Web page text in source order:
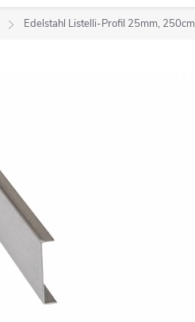
Edelstahl Listelli-Profil 25mm,